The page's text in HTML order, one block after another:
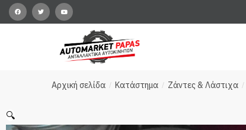
Αρχική σελίδα / Κατάστημα / Ζάντες & Λάστιχα /
🔍